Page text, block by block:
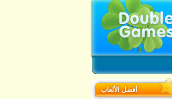
أفضل الألعاب